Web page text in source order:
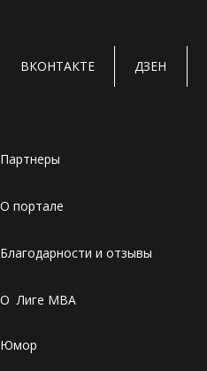
ВКОНТАКТЕ ДЗЕН
Партнеры
О портале
Благодарности и отзывы
О Лиге MBA
Юмор